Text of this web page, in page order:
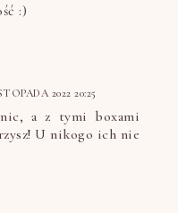
:)
2022 20:25
a z tymi boxami
U nikogo ich nie